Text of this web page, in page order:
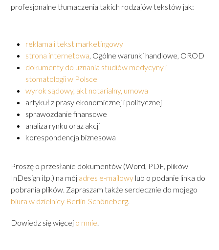
profesjonalne tłumaczenia takich rodzajów tekstów jak:
reklama i tekst marketingowy
strona internetowa, Ogólne warunki handlowe, OROD
dokumenty do uznania studiów medycyny i
stomatologii w Polsce
wyrok sądowy, akt notarialny, umowa
artykuł z prasy ekonomicznej i politycznej
sprawozdanie finansowe
analiza rynku oraz akcji
korespondencja biznesowa
Proszę o przesłanie dokumentów (Word, PDF, plików
InDesign itp.) na mój adres e-mailowy lub o podanie linka do
pobrania plików. Zapraszam także serdecznie do mojego
biura w dzielnicy Berlin-Schöneberg.
Dowiedz się więcej o mnie.